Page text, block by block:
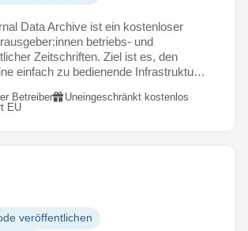
Data Archive ist ein kostenloser
betriebs- und
Zeitschriften. Ziel ist es, den
einfach zu bedienende Infrastruktu…
Betreiber
Uneingeschränkt kostenlos
EU
veröffentlichen